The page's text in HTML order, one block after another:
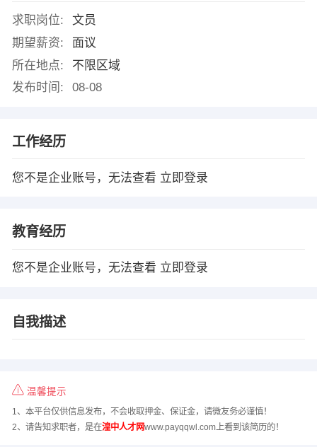
求职岗位:
文员
期望薪资:
面议
所在地点:
不限区域
发布时间:
08-08
工作经历
您不是企业账号，无法查看 立即登录
教育经历
您不是企业账号，无法查看 立即登录
自我描述
温馨提示
1、本平台仅供信息发布，不会收取押金、保证金，请微友务必谨慎！
2、请告知求职者，是在湟中人才网www.payqqwl.com上看到该简历的！